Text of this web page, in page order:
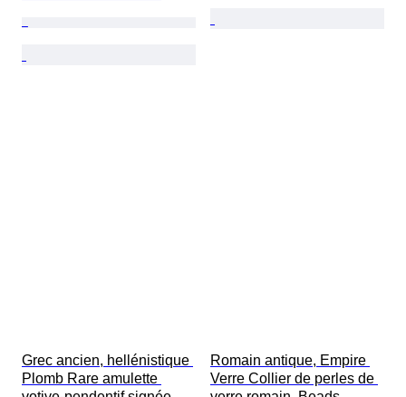
Grec ancien, hellénistique
Plomb Rare amulette
Romain antique, Empire
Verre Collier de perles de